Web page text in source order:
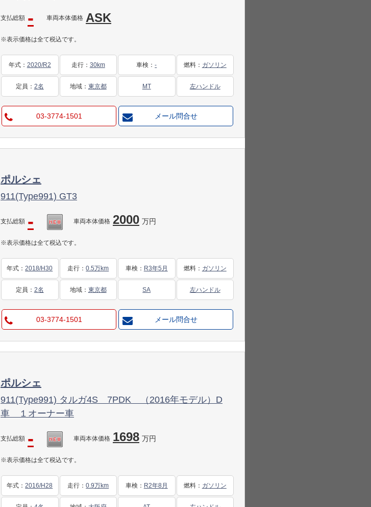
支払総額 - 車両本体価格 ASK
※表示価格は全て税込です。
年式： 2020/R2 走行： 30km 車検 ：- 燃料： ガソリン
定員 ： 2名 地域： 東京都 MT 左ハンドル
03-3774-1501 メール問合せ
ポルシェ
911(Type991) GT3
支払総額 - 車両本体価格 2000 万円
※表示価格は全て税込です。
年式 ：2018/H30 走行 ：0.5万km 車検 ： R3年5月 燃料： ガソリン
定員 ： 2名 地域： 東京都 SA 左ハンドル
03-3774-1501 メール問合せ
ポルシェ
911(Type991) タルガ4S 7PDK （2016年モデル）D
車 １オーナー車
支払総額 - 車両本体価格 1698 万円
※表示価格は全て税込です。
年式 ：2016/H28 走行 ：0.9万km 車検 ： R2年8月 燃料： ガソリン